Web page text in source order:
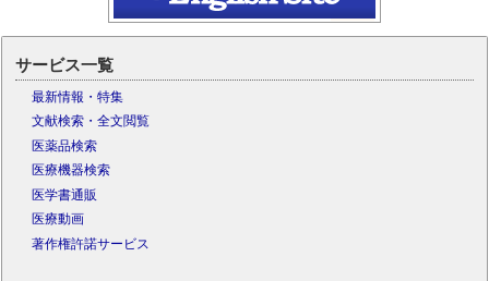
サービス一覧
最新情報・特集
文献検索・全文閲覧
医薬品検索
医療機器検索
医学書通販
医療動画
著作権許諾サービス